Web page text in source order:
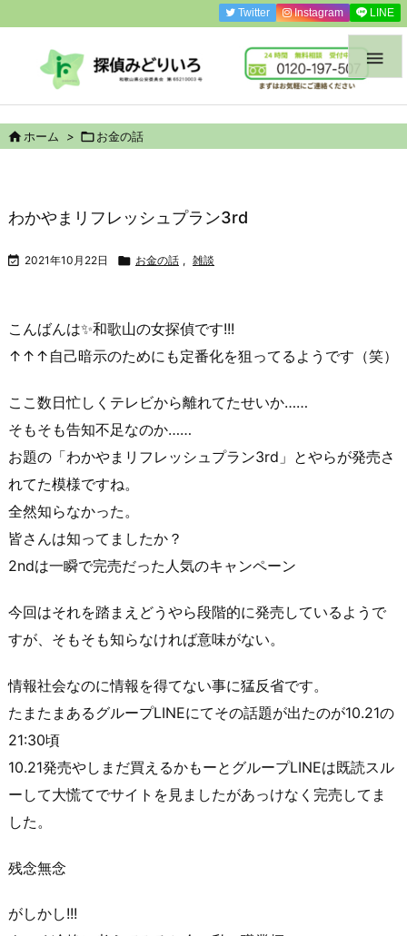

Twitter Instagram LINE
ホーム > お金の話
わかやまリフレッシュプラン3rd
 2021年10月22日  お金の話 , 雑談
こんばんは✨和歌山の女探偵です!!!
↑↑↑自己暗示のためにも定番化を狙ってるようです（笑）
ここ数日忙しくテレビから離れてたせいか……
そもそも告知不足なのか……
お題の「わかやまリフレッシュプラン3rd」とやらが発売さ
れてた模様ですね。
全然知らなかった。
皆さんは知ってましたか？
2ndは一瞬で完売だった人気のキャンペーン
今回はそれを踏まえどうやら段階的に発売しているようで
すが、そもそも知らなければ意味がない。
情報社会なのに情報を得てない事に猛反省です。
たまたまあるグループLINEにてその話題が出たのが10.21の
21:30頃
10.21発売やしまだ買えるかもーとグループLINEは既読スル
ーして大慌てでサイトを見ましたがあっけなく完売してま
した。
残念無念
がしかし!!!